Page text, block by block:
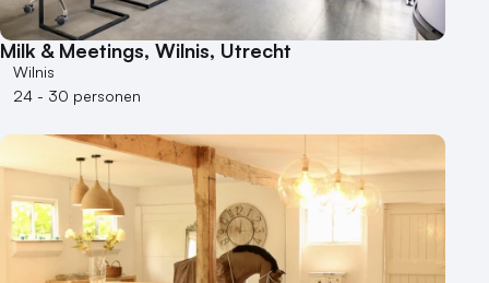
Milk & Meetings, Wilnis, Utrecht
Wilnis
24 - 30 personen